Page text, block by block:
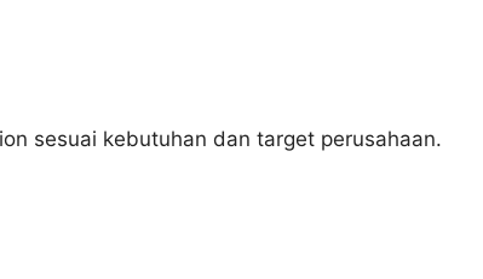
sesuai kebutuhan dan target perusahaan.